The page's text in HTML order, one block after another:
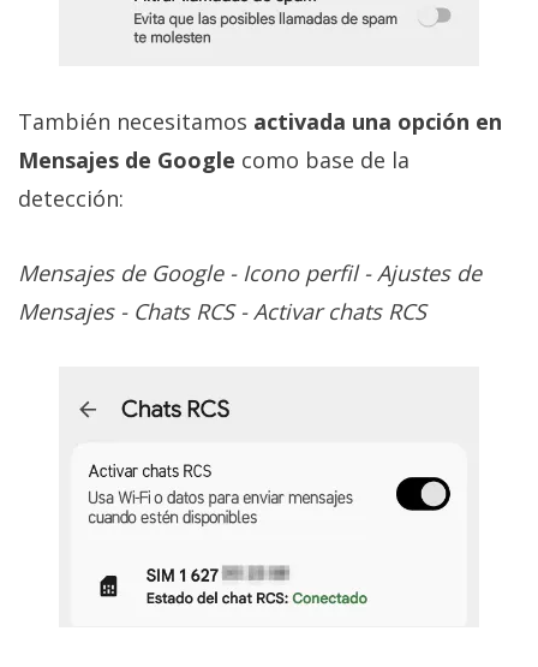
También necesitamos activada una opción en
Mensajes de Google como base de la
detección:
Mensajes de Google - Icono perfil - Ajustes de
Mensajes - Chats RCS - Activar chats RCS